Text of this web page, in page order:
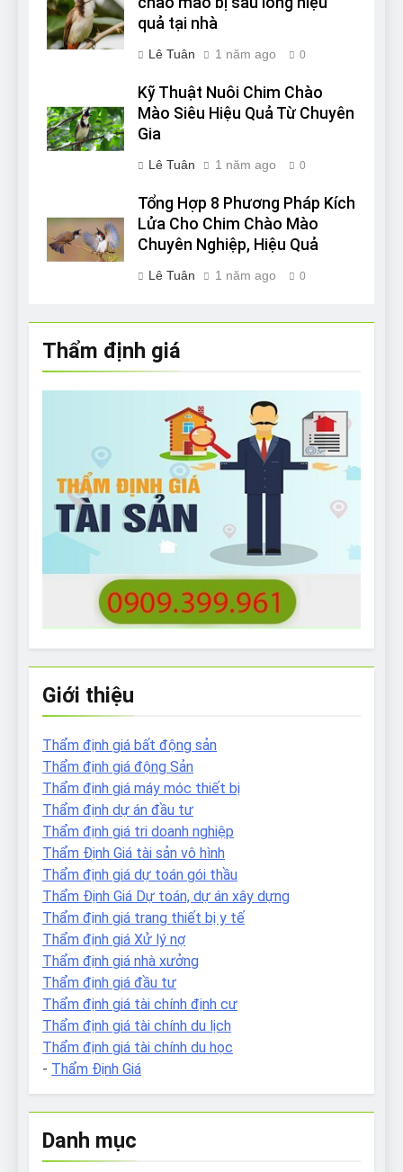
quả tại nhà
Lê Tuân 1 năm ago 0
Kỹ Thuật Nuôi Chim Chào
Mào Siêu Hiệu Quả Từ Chuyên
Gia
Lê Tuân 1 năm ago 0
Tổng Hợp 8 Phương Pháp Kích
Lửa Cho Chim Chào Mào
Chuyên Nghiệp, Hiệu Quả
Lê Tuân 1 năm ago 0
Thẩm định giá
Giới thiệu
Thẩm định giá bất động sản
Thẩm định giá động Sản
Thẩm định giá máy móc thiết bị
Thẩm định dự án đầu tư
Thẩm định giá tri doanh nghiệp
Thẩm Định Giá tài sản vô hình
Thẩm định giá dự toán gói thầu
Thẩm Định Giá Dự toán, dự án xây dựng
Thẩm định giá trang thiết bị y tế
Thẩm định giá Xử lý nợ
Thẩm định giá nhà xưởng
Thẩm định giá đầu tư
Thẩm định giá tài chính định cư
Thẩm định giá tài chính du lịch
Thẩm định giá tài chính du học
- Thẩm Định Giá
Danh mục